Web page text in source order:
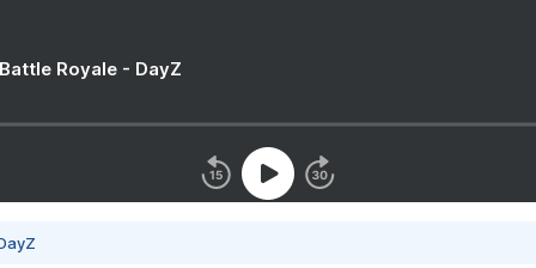
Royale - DayZ